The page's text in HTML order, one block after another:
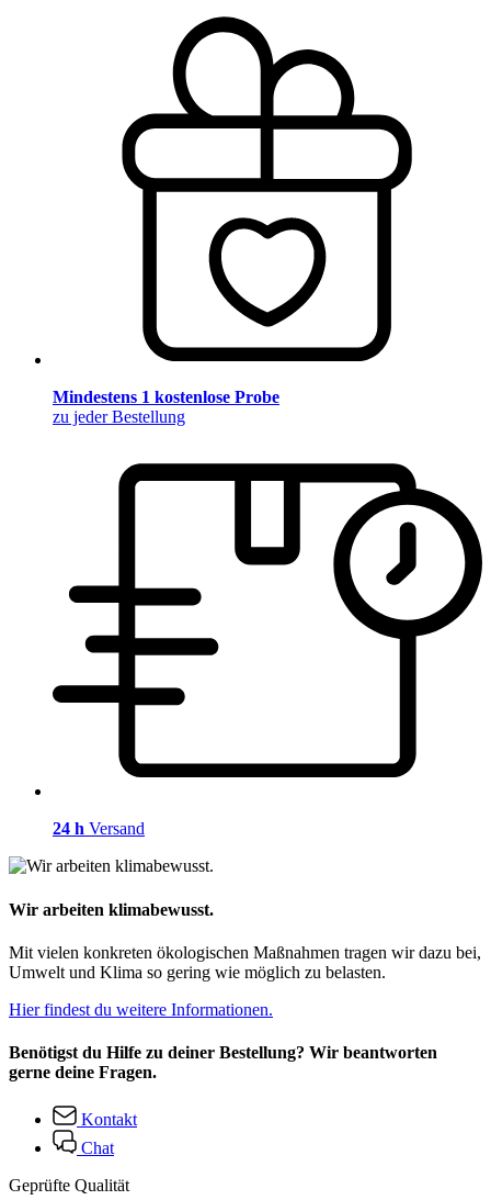
Mindestens 1 kostenlose Probe
zu jeder Bestellung
24 h Versand
Wir arbeiten klimabewusst.
Mit vielen konkreten ökologischen Maßnahmen tragen wir dazu bei,
Umwelt und Klima so gering wie möglich zu belasten.
Hier findest du weitere Informationen.
Benötigst du Hilfe zu deiner Bestellung? Wir beantworten
gerne deine Fragen.
Kontakt
Chat
Geprüfte Qualität